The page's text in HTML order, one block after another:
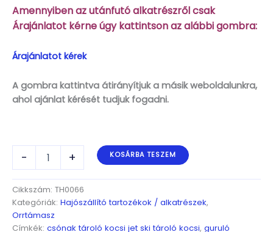
Amennyiben az utánfutó alkatrészről csak
Árajánlatot kérne úgy kattintson az alábbi gombra:
Árajánlatot kérek
A gombra kattintva átirányítjuk a másik weboldalunkra,
ahol ajánlat kérését tudjuk fogadni.
-
Ski
és
csónakhoz,
2db
+ KOSÁRBA TESZEM
Cikkszám: TH0066
Kategóriák: Hajószállító tartozékok / alkatrészek,
Orrtámasz
Címkék: csónak tároló kocsi jet ski tároló kocsi, guruló